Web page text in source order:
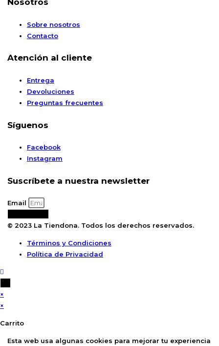
Nosotros
Sobre nosotros
Contacto
Atención al cliente
Entrega
Devoluciones
Preguntas frecuentes
Síguenos
Facebook
Instagram
Suscríbete a nuestra newsletter
Email
© 2023 La Tiendona. Todos los derechos reservados.
Términos y Condiciones
Política de Privacidad
×
×
Carrito
Esta web usa algunas cookies para mejorar tu experiencia